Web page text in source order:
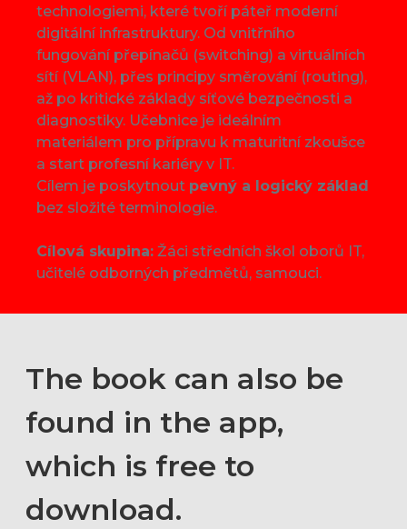
technologiemi, které tvoří páteř moderní
digitální infrastruktury. Od vnitřního
fungování přepínačů (switching) a virtuálních
sítí (VLAN), přes principy směrování (routing),
až po kritické základy síťové bezpečnosti a
diagnostiky. Učebnice je ideálním
materiálem pro přípravu k maturitní zkoušce
a start profesní kariéry v IT.
Cílem je poskytnout pevný a logický základ
bez složité terminologie.
Cílová skupina: Žáci středních škol oborů IT,
učitelé odborných předmětů, samouci.
The book can also be
found in the app,
which is free to
download.